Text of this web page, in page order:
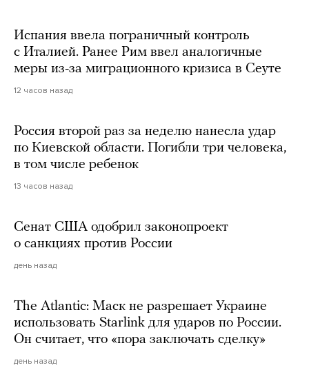
Испания ввела пограничный контроль
с Италией. Ранее Рим ввел аналогичные
меры из-за миграционного кризиса в Сеуте
12 часов назад
Россия второй раз за неделю нанесла удар
по Киевской области. Погибли три человека,
в том числе ребенок
13 часов назад
Сенат США одобрил законопроект
о санкциях против России
день назад
The Atlantic: Маск не разрешает Украине
использовать Starlink для ударов по России.
Он считает, что «пора заключать сделку»
день назад